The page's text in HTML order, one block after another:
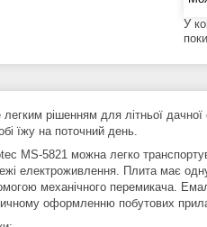
У
рішенням для літньої
їжу на поточний день.
MS-5821 можна легко
електроживлення. Плита має
механічного перемикача.
оформленню побутових